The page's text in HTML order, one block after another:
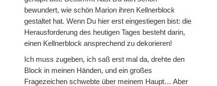
Prägefolder
Stempel
Gastgeberinnen-Sets
Hintergrundstempel
bewundert, wie schön Marion ihren Kellnerblock
gestaltet hat. Wenn Du hier erst eingestiegen bist: die
Herausforderung des heutigen Tages besteht darin,
einen Kellnerblock ansprechend zu dekorieren!
Ich muss zugeben, ich saß erst mal da, drehte den
Block in meinen Händen, und ein großes
Fragezeichen schwebte über meinem Haupt… Aber